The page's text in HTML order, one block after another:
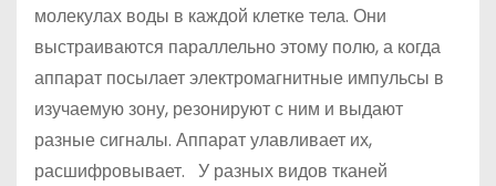
молекулах воды в каждой клетке тела. Они
выстраиваются параллельно этому полю, а когда
аппарат посылает электромагнитные импульсы в
изучаемую зону, резонируют с ним и выдают
разные сигналы. Аппарат улавливает их,
расшифровывает. У разных видов тканей